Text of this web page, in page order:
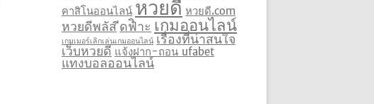
คาสิโนออนไลน์ หวยดี หวยดี.com
หวยดีพลัส ีดฟิำะ เกมออนไลน์
เกมเมอร์เลิกเล่นเกมออนไลน์ เรื่องที่น่าสนใจ
เว็บหวยดี แจ้งฝาก-ถอน ufabet
แทงบอลออนไลน์